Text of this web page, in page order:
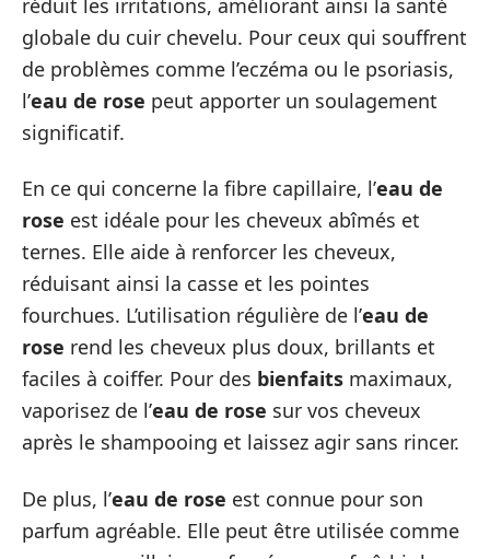
réduit les irritations, améliorant ainsi la santé
globale du cuir chevelu. Pour ceux qui souffrent
de problèmes comme l’eczéma ou le psoriasis,
l’eau de rose peut apporter un soulagement
significatif.
En ce qui concerne la fibre capillaire, l’eau de
rose est idéale pour les cheveux abîmés et
ternes. Elle aide à renforcer les cheveux,
réduisant ainsi la casse et les pointes
fourchues. L’utilisation régulière de l’eau de
rose rend les cheveux plus doux, brillants et
faciles à coiffer. Pour des bienfaits maximaux,
vaporisez de l’eau de rose sur vos cheveux
après le shampooing et laissez agir sans rincer.
De plus, l’eau de rose est connue pour son
parfum agréable. Elle peut être utilisée comme